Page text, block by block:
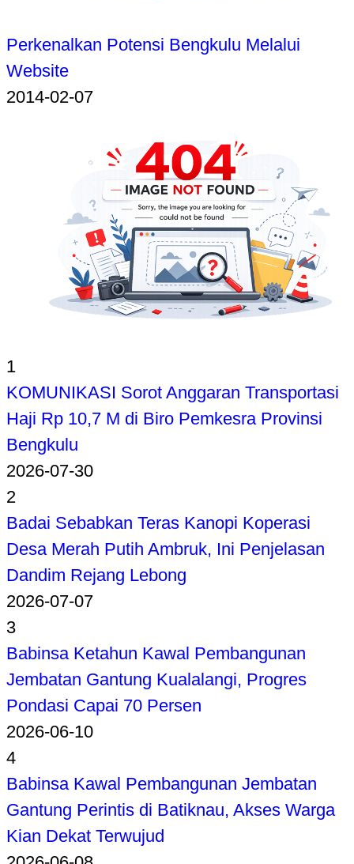
Perkenalkan Potensi Bengkulu Melalui
Website
2014-02-07
1
KOMUNIKASI Sorot Anggaran Transportasi
Haji Rp 10,7 M di Biro Pemkesra Provinsi
Bengkulu
2026-07-30
2
Badai Sebabkan Teras Kanopi Koperasi
Desa Merah Putih Ambruk, Ini Penjelasan
Dandim Rejang Lebong
2026-07-07
3
Babinsa Ketahun Kawal Pembangunan
Jembatan Gantung Kualalangi, Progres
Pondasi Capai 70 Persen
2026-06-10
4
Babinsa Kawal Pembangunan Jembatan
Gantung Perintis di Batiknau, Akses Warga
Kian Dekat Terwujud